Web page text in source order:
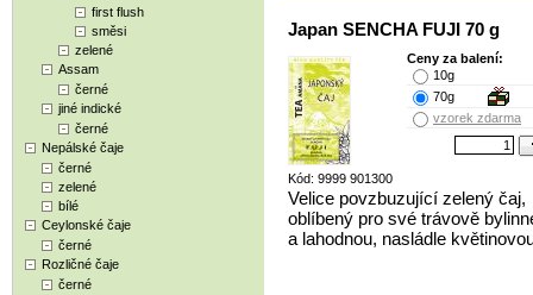
first flush
směsi
zelené
Assam
černé
jiné indické
černé
Nepálské čaje
černé
zelené
bílé
Ceylonské čaje
černé
Rozličné čaje
černé
Japan SENCHA FUJI 70 g
Kód: 9999 901300
Ceny za balení:
10g
70g
vzorek zdarma
Velice povzbuzující zelený čaj,
oblíbený pro své trávově
a lahodnou, nasládle